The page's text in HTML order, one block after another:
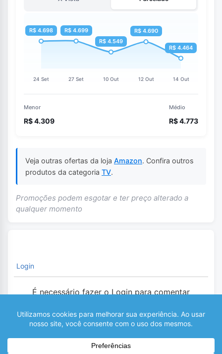
Menor
R$ 4.309
Médio
R$ 4.773
Veja outras ofertas da loja Amazon. Confira outros
produtos da categoria TV.
Promoções podem esgotar e ter preço alterado a
qualquer momento
Login
É necessário fazer o Login para comentar
0 COMENTÁRIOS